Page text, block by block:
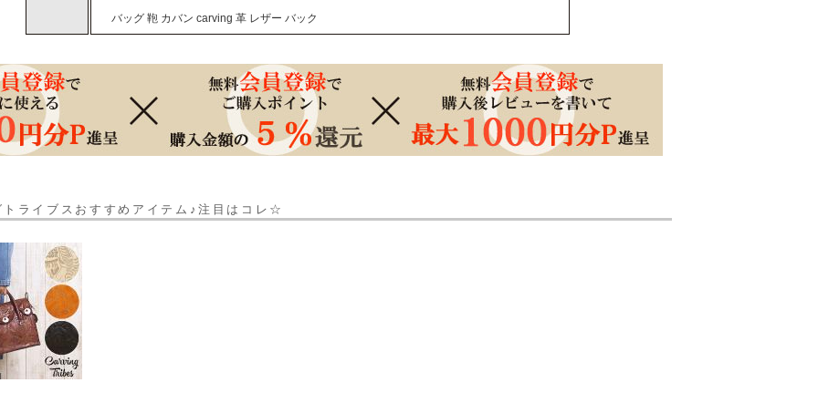
バッグ 鞄 カバン carving 革 レザー バック
トライブスおすすめアイテム♪注目はコレ☆